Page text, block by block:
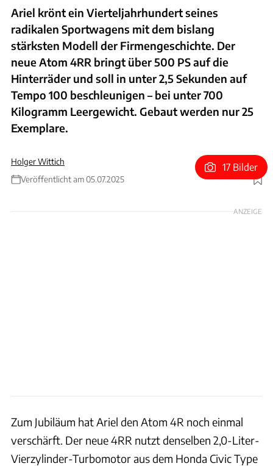
Ariel krönt ein Vierteljahrhundert seines
radikalen Sportwagens mit dem bislang
stärksten Modell der Firmengeschichte. Der
neue Atom 4RR bringt über 500 PS auf die
Hinterräder und soll in unter 2,5 Sekunden auf
Tempo 100 beschleunigen – bei unter 700
Kilogramm Leergewicht. Gebaut werden nur 25
Exemplare.
Holger Wittich
Veröffentlicht am 05.07.2025
Foto: Ariel Motor Company
17 Bilder
ANZEIGE
Zum Jubiläum hat Ariel den Atom 4R noch einmal
verschärft. Der neue 4RR nutzt denselben 2,0-Liter-
Vierzylinder-Turbomotor aus dem Honda Civic Type